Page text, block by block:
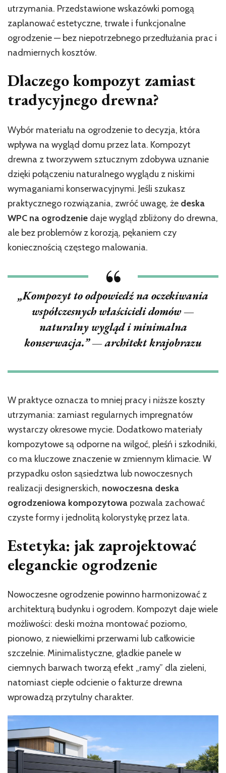
utrzymania. Przedstawione wskazówki pomogą
zaplanować estetyczne, trwałe i funkcjonalne
ogrodzenie — bez niepotrzebnego przedłużania prac i
nadmiernych kosztów.
Dlaczego kompozyt zamiast
tradycyjnego drewna?
Wybór materiału na ogrodzenie to decyzja, która
wpływa na wygląd domu przez lata. Kompozyt
drewna z tworzywem sztucznym zdobywa uznanie
dzięki połączeniu naturalnego wyglądu z niskimi
wymaganiami konserwacyjnymi. Jeśli szukasz
praktycznego rozwiązania, zwróć uwagę, że deska
WPC na ogrodzenie daje wygląd zbliżony do drewna,
ale bez problemów z korozją, pękaniem czy
koniecznością częstego malowania.
„Kompozyt to odpowiedź na oczekiwania
współczesnych właścicieli domów —
naturalny wygląd i minimalna
konserwacja.” — architekt krajobrazu
W praktyce oznacza to mniej pracy i niższe koszty
utrzymania: zamiast regularnych impregnatów
wystarczy okresowe mycie. Dodatkowo materiały
kompozytowe są odporne na wilgoć, pleśń i szkodniki,
co ma kluczowe znaczenie w zmiennym klimacie. W
przypadku osłon sąsiedztwa lub nowoczesnych
realizacji designerskich, nowoczesna deska
ogrodzeniowa kompozytowa pozwala zachować
czyste formy i jednolitą kolorystykę przez lata.
Estetyka: jak zaprojektować
eleganckie ogrodzenie
Nowoczesne ogrodzenie powinno harmonizować z
architekturą budynku i ogrodem. Kompozyt daje wiele
możliwości: deski można montować poziomo,
pionowo, z niewielkimi przerwami lub całkowicie
szczelnie. Minimalistyczne, gładkie panele w
ciemnych barwach tworzą efekt „ramy” dla zieleni,
natomiast ciepłe odcienie o fakturze drewna
wprowadzą przytulny charakter.